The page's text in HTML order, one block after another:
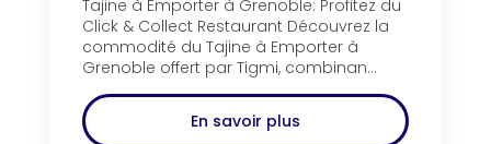
Tajine à Emporter à Grenoble: Profitez du
Click & Collect Restaurant Découvrez la
commodité du Tajine à Emporter à
Grenoble offert par Tigmi, combinan...
En savoir plus